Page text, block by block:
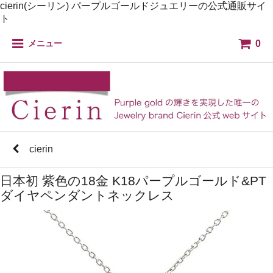
cierin(シーリン) パープルゴールドジュエリーの公式通販サイ
ト
メニュー 0
cierin
日本初 紫色の18金 K18パープルゴールド&PT
ダイヤペンダントネックレス